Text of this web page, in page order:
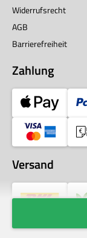
Widerrufsrecht
AGB
Barrierefreiheit
Zahlung
Versand